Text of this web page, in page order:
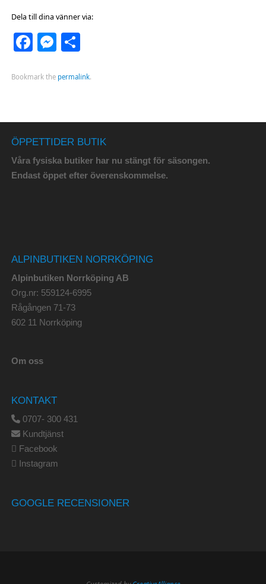
Dela till dina vänner via:
Facebook
Messenger
Dela
Bookmark the permalink.
ÖPPETTIDER BUTIK
Våra fysiska butiker har nu stängt för säsongen.
Endast öppet efter överenskommelse.
ALPINBUTIKEN NORRKÖPING
Alpinbutiken Norrköping AB
Org.nr: 559124-6995
Rågången 71-73
602 11 Norrköping
Om oss
KONTAKT
0707- 300 431
Kundtjänst
Facebook
Instagram
GOOGLE RECENSIONER